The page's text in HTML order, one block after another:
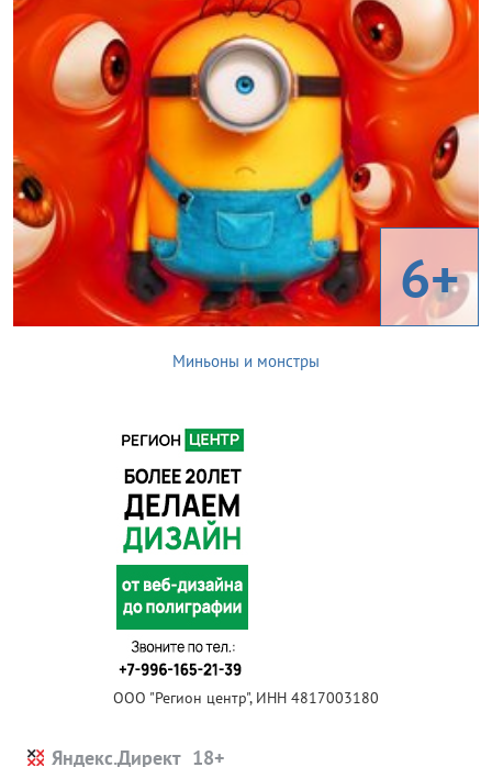
6+
Миньоны и монстры
ООО "Регион центр", ИНН 4817003180
Яндекс.Директ